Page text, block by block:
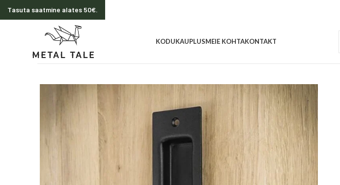
KODUKAUPLUSMEIE KOHTAKONTAKT
Tasuta saatmine alates 50€.